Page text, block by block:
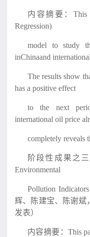
内容摘要：This
Regression)
model to study
inChinaand
The results show
has a positive effect
to the next
international oil price
completely reveals
阶段性成果之三
Environmental
Pollution
辉、陈建宝、陈谢斌
发表）
内容摘要：This